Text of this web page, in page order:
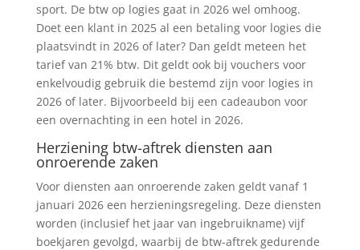
sport. De btw op logies gaat in 2026 wel omhoog.
Doet een klant in 2025 al een betaling voor logies die
plaatsvindt in 2026 of later? Dan geldt meteen het
tarief van 21% btw. Dit geldt ook bij vouchers voor
enkelvoudig gebruik die bestemd zijn voor logies in
2026 of later. Bijvoorbeeld bij een cadeaubon voor
een overnachting in een hotel in 2026.
Herziening btw-aftrek diensten aan
onroerende zaken
Voor diensten aan onroerende zaken geldt vanaf 1
januari 2026 een herzieningsregeling. Deze diensten
worden (inclusief het jaar van ingebruikname) vijf
boekjaren gevolgd, waarbij de btw-aftrek gedurende